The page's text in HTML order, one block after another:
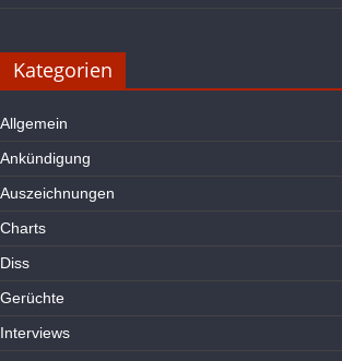
Kategorien
Allgemein
Ankündigung
Auszeichnungen
Charts
Diss
Gerüchte
Interviews